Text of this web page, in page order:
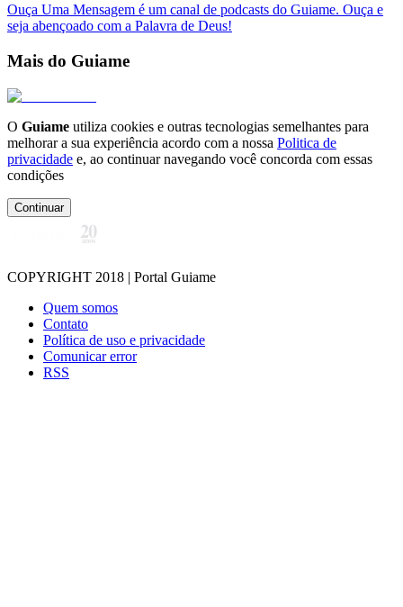
Ouça Uma Mensagem é um canal de podcasts do Guiame. Ouça e
seja abençoado com a Palavra de Deus!
Mais do Guiame
O Guiame utiliza cookies e outras tecnologias semelhantes para
melhorar a sua experiência acordo com a nossa Politica de
privacidade e, ao continuar navegando você concorda com essas
condições
Continuar
COPYRIGHT 2018 | Portal Guiame
Quem somos
Contato
Política de uso e privacidade
Comunicar error
RSS